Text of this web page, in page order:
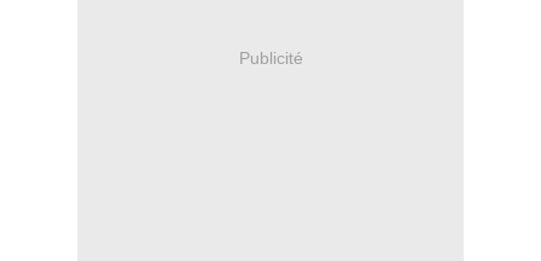
Publicité